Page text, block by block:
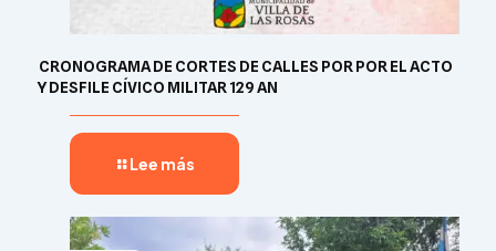
​ CRONOGRAMA DE CORTES DE CALLES POR POR EL ACTO
Y DESFILE CÍVICO MILITAR 129 AN
Lee más